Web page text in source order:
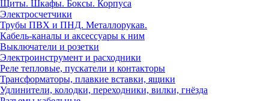
Щиты. Шкафы. Боксы. Корпуса
Электросчетчики
Трубы ПВХ и ПНД. Металлорукав.
Кабель-каналы и аксессуары к ним
Выключатели и розетки
Электроинструмент и расходники
Реле тепловые, пускатели и контакторы
Трансформаторы, плавкие вставки, ящики
Удлинители, колодки, переходники, вилки, гнёзда